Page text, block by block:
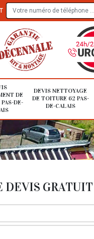
DE
DE-
DEVIS NETTOYAGE
DE TOITURE 62 PAS-
DE-CALAIS
DEVIS GRATUIT